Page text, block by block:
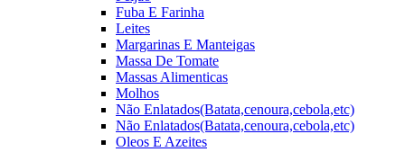
Fuba E Farinha
Leites
Margarinas E Manteigas
Massa De Tomate
Massas Alimenticas
Molhos
Não Enlatados(Batata,cenoura,cebola,etc)
Não Enlatados(Batata,cenoura,cebola,etc)
Oleos E Azeites